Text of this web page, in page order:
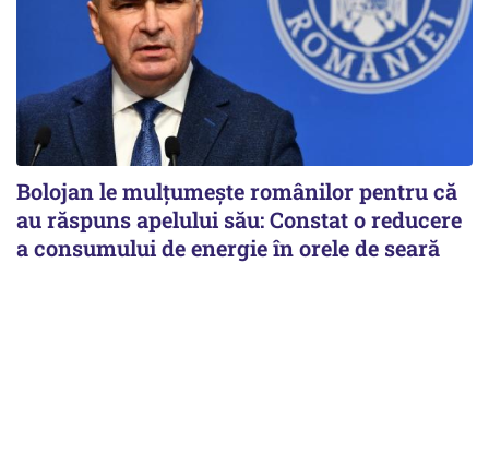
Bolojan le mulțumește românilor pentru că
au răspuns apelului său: Constat o reducere
a consumului de energie în orele de seară